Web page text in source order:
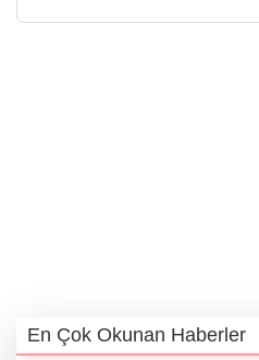
En Çok Okunan Haberler